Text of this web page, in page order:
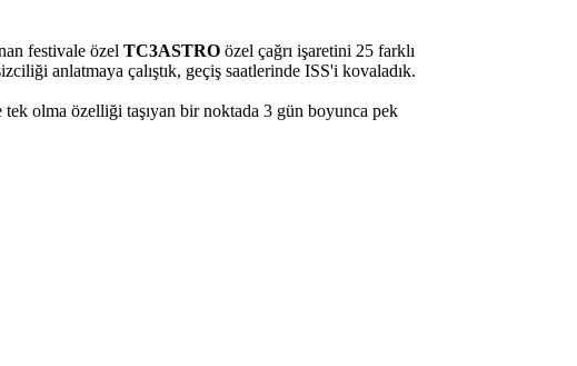
festivale özel TC3ASTRO özel çağrı işaretini 25 farklı
anlatmaya çalıştık, geçiş saatlerinde ISS'i kovaladık.
olma özelliği taşıyan bir noktada 3 gün boyunca pek